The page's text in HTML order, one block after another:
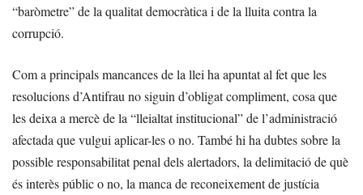
“baròmetre” de la qualitat democràtica i de la lluita contra la
corrupció.
Com a principals mancances de la llei ha apuntat al fet que les
resolucions d’Antifrau no siguin d’obligat compliment, cosa que
les deixa a mercè de la “lleialtat institucional” de l’administració
afectada que vulgui aplicar-les o no. També hi ha dubtes sobre la
possible responsabilitat penal dels alertadors, la delimitació de què
és interès públic o no, la manca de reconeixement de justícia